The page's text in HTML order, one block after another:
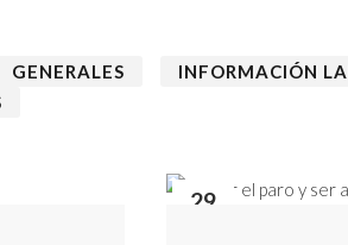
GENERALES INFORMACIÓN
29